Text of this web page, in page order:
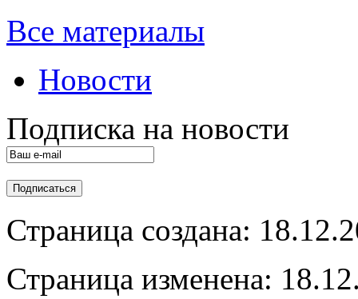
Все материалы
Новости
Подписка на новости
Страница создана:
Страница изменена: